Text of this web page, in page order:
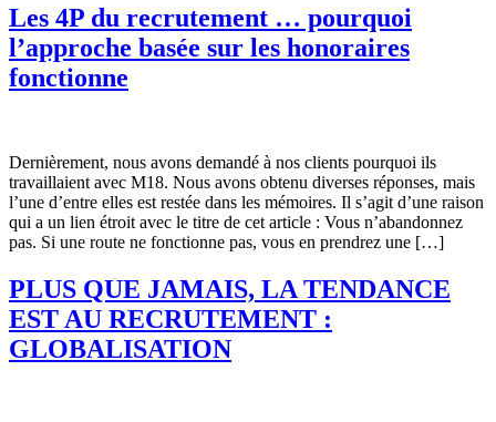
Les 4P du recrutement … pourquoi
l’approche basée sur les honoraires
fonctionne
Dernièrement, nous avons demandé à nos clients pourquoi ils
travaillaient avec M18. Nous avons obtenu diverses réponses, mais
l’une d’entre elles est restée dans les mémoires. Il s’agit d’une raison
qui a un lien étroit avec le titre de cet article : Vous n’abandonnez
pas. Si une route ne fonctionne pas, vous en prendrez une […]
PLUS QUE JAMAIS, LA TENDANCE
EST AU RECRUTEMENT :
GLOBALISATION